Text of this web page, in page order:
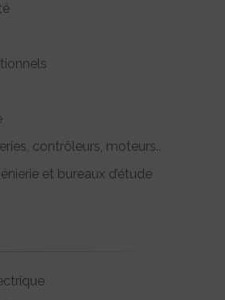
contrôleurs, moteurs..
et bureaux d’étude